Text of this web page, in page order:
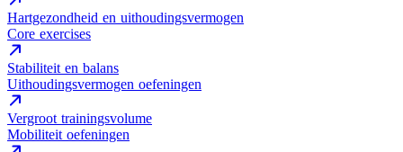
Hartgezondheid en uithoudingsvermogen
Core exercises
Stabiliteit en balans
Uithoudingsvermogen oefeningen
Vergroot trainingsvolume
Mobiliteit oefeningen